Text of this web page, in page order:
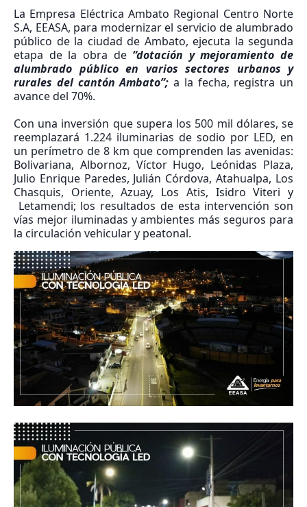
La Empresa Eléctrica Ambato Regional Centro Norte
S.A, EEASA, para modernizar el servicio de alumbrado
público de la ciudad de Ambato, ejecuta la segunda
etapa de la obra de “dotación y mejoramiento de
alumbrado público en varios sectores urbanos y
rurales del cantón Ambato”; a la fecha, registra un
avance del 70%.
Con una inversión que supera los 500 mil dólares, se
reemplazará 1.224 iluminarias de sodio por LED, en
un perímetro de 8 km que comprenden las avenidas:
Bolivariana, Albornoz, Víctor Hugo, Leónidas Plaza,
Julio Enrique Paredes, Julián Córdova, Atahualpa, Los
Chasquis, Oriente, Azuay, Los Atis, Isidro Viteri y
Letamendi; los resultados de esta intervención son
vías mejor iluminadas y ambientes más seguros para
la circulación vehicular y peatonal.